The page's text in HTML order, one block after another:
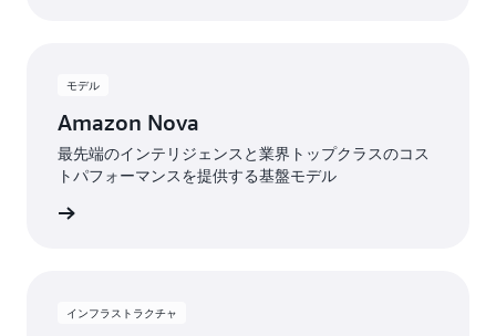
モデル
Amazon Nova
最先端のインテリジェンスと業界トップクラスのコス
トパフォーマンスを提供する基盤モデル
インフラストラクチャ